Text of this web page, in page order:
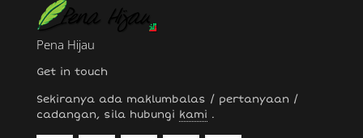
Pena Hijau
Get in touch
Sekiranya ada maklumbalas / pertanyaan /
cadangan, sila hubungi kami .